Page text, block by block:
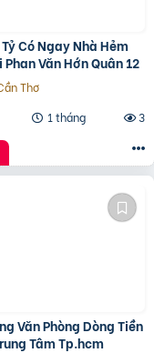
Có Ngay Nhà Hẻm
Phan Văn Hớn Quân 12
Thơ
1 tháng
3
Văn Phòng Dòng Tiền
Tâm Tp.hcm